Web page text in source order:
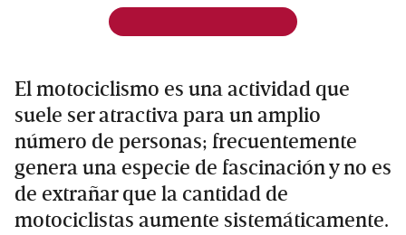
El motociclismo es una actividad que
suele ser atractiva para un amplio
número de personas; frecuentemente
genera una especie de fascinación y no es
de extrañar que la cantidad de
motociclistas aumente sistemáticamente.